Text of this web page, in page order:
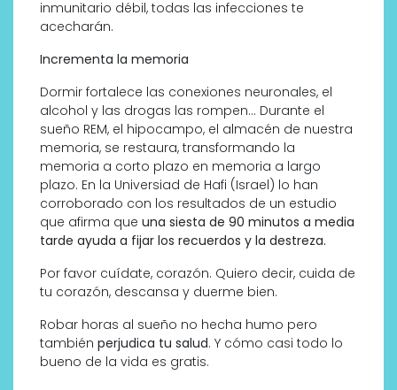
inmunitario débil, todas las infecciones te
acecharán.
Incrementa la memoria
Dormir fortalece las conexiones neuronales, el
alcohol y las drogas las rompen… Durante el
sueño REM, el hipocampo, el almacén de nuestra
memoria, se restaura, transformando la
memoria a corto plazo en memoria a largo
plazo. En la Universiad de Hafi (Israel) lo han
corroborado con los resultados de un estudio
que afirma que una siesta de 90 minutos a media
tarde ayuda a fijar los recuerdos y la destreza.
Por favor cuídate, corazón. Quiero decir, cuida de
tu corazón, descansa y duerme bien.
Robar horas al sueño no hecha humo pero
también perjudica tu salud. Y cómo casi todo lo
bueno de la vida es gratis.